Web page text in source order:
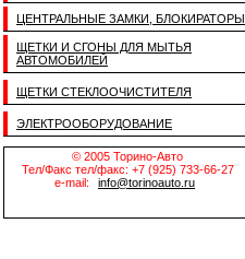
ЦЕНТРАЛЬНЫЕ ЗАМКИ, БЛОКИРАТОРЫ
ЩЕТКИ И СГОНЫ ДЛЯ МЫТЬЯ
АВТОМОБИЛЕЙ
ЩЕТКИ СТЕКЛООЧИСТИТЕЛЯ
ЭЛЕКТРООБОРУДОВАНИЕ
© 2005 Торино-Авто
Тел/Факс тел/факс: +7 (925) 733-66-27
e-mail:
info@torinoauto.ru